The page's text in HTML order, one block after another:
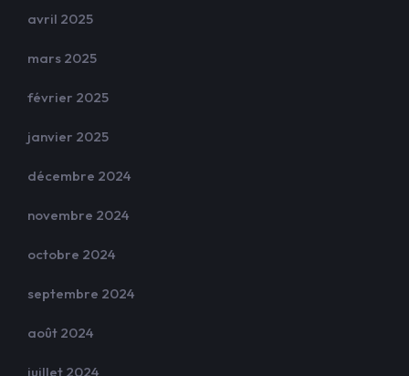
avril 2025
mars 2025
février 2025
janvier 2025
décembre 2024
novembre 2024
octobre 2024
septembre 2024
août 2024
juillet 2024